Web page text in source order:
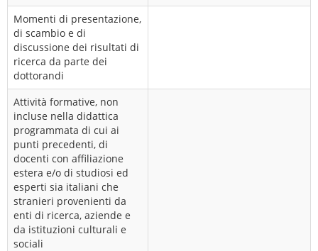
Momenti di presentazione,
di scambio e di
discussione dei risultati di
ricerca da parte dei
dottorandi
Attività formative, non
incluse nella didattica
programmata di cui ai
punti precedenti, di
docenti con affiliazione
estera e/o di studiosi ed
esperti sia italiani che
stranieri provenienti da
enti di ricerca, aziende e
da istituzioni culturali e
sociali